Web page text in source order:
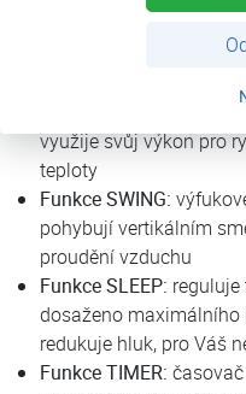
VLASTNOSTI
ventilace, automatický
využije svůj výkon pro
teploty
Funkce SWING:
pohybují vertikálním
proudění vzduchu
Funkce SLEEP:
dosaženo maximálního
redukuje hluk, pro Váš
Funkce TIMER: